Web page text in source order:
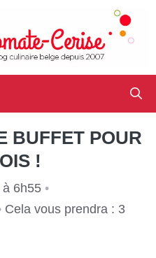
BUFFET POUR
!
6h55 •
Cela vous prendra : 3